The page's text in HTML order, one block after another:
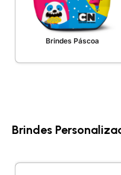
Brindes Páscoa
Brindes